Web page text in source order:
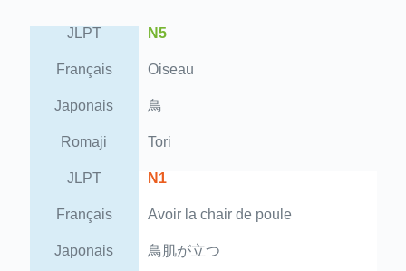
JLPT N5
Français Oiseau
Japonais 鳥
Romaji Tori
JLPT N1
Français Avoir la chair de poule
Japonais 鳥肌が立つ